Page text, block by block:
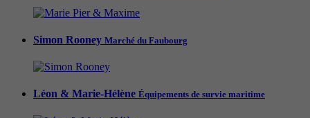
Simon Rooney Marché du Faubourg
Léon & Marie-Hélène Équipements de survie maritime